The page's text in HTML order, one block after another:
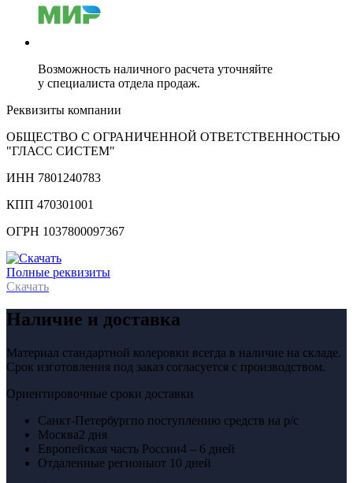
Возможность наличного расчета уточняйте
у специалиста отдела продаж.
Реквизиты компании
ОБЩЕСТВО С ОГРАНИЧЕННОЙ ОТВЕТСТВЕННОСТЬЮ
"ГЛАСС СИСТЕМ"
ИНН 7801240783
КПП 470301001
ОГРН 1037800097367
Полные реквизиты
Скачать
Наличие и доставка
Материал стандартной колеровки всегда в наличие на складе.
Срок изготовления под заказ согласуется с производством.
Ориентировочные сроки доставки
Санкт-Петербургпо поступлению средств на р/с
Москва2 дня
Европейская часть России4 – 6 дней
Отдаленные регионыот 10 дней